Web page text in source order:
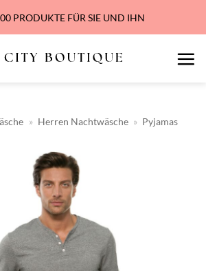
PRODUKTE FÜR SIE UND IHN
» Herren Nachtwäsche » Pyjamas